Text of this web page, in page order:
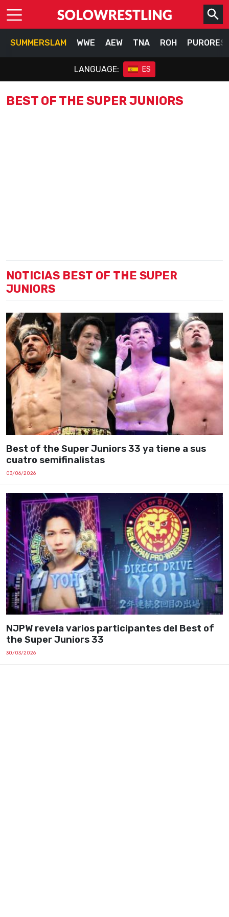
SUMMERSLAM WWE AEW TNA ROH
LANGUAGE: ES
BEST OF THE SUPER JUNIORS
NOTICIAS BEST OF THE SUPER
JUNIORS
Best of the Super Juniors 33 ya tiene a sus
cuatro semifinalistas
03/06/2026
NJPW revela varios participantes del Best of
the Super Juniors 33
30/03/2026